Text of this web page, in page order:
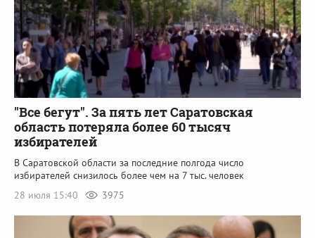
"Все бегут". За пять лет Саратовская
область потеряла более 60 тысяч
избирателей
В Саратовской области за последние полгода число
избирателей снизилось более чем на 7 тыс. человек
28 июля 15:40
3975